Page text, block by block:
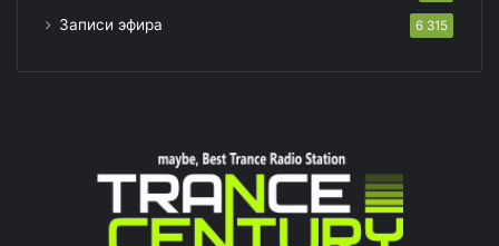
Записи эфира 6 315